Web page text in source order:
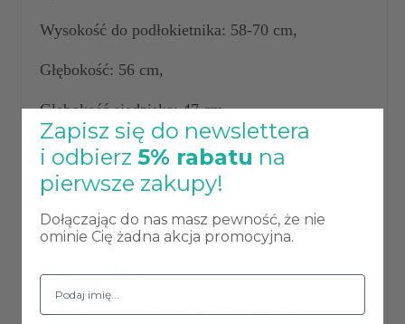
Wysokość do podłokietnika: 58-70 cm,
Głębokość: 56 cm,
Głębokość siedziska: 47 cm,
Szerokość: 55 cm,
Szerokość siedziska: 49 cm,
Wysokość oparcia: 43 cm,
Maksymalna waga obciążenia: 120 kg.
Zapisz się do newslettera
i odbierz 5% rabatu na
pierwsze zakupy!
Dołączając do nas masz pewność, że nie
ominie Cię żadna akcja promocyjna.